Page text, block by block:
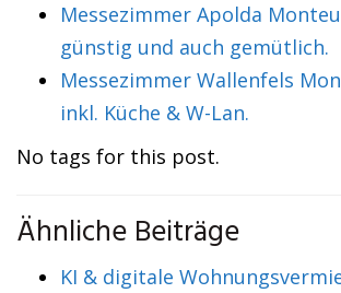
Messezimmer Apolda
günstig und auch gemütlich.
Messezimmer Wallenfels
inkl. Küche & W-Lan.
No tags for this post.
Ähnliche Beiträge
KI & digitale